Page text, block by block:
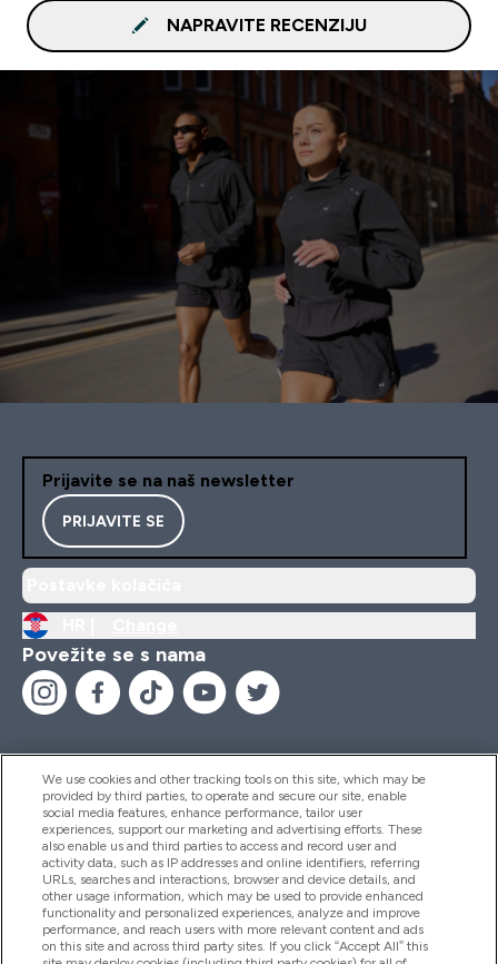
NAPRAVITE RECENZIJU
Prijavite se na naš newsletter
PRIJAVITE SE
Povežite se s nama
Pomoć I Informacije
Proizvodi
Informacije O Tvrtki
We use cookies and other tracking tools on this site, which may be
provided by third parties, to operate and secure our site, enable
social media features, enhance performance, tailor user
experiences, support our marketing and advertising efforts. These
also enable us and third parties to access and record user and
activity data, such as IP addresses and online identifiers, referring
URLs, searches and interactions, browser and device details, and
other usage information, which may be used to provide enhanced
functionality and personalized experiences, analyze and improve
performance, and reach users with more relevant content and ads
on this site and across third party sites. If you click “Accept All” this